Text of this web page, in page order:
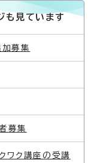
も見ています
加募集
募集
ワク講座の受講